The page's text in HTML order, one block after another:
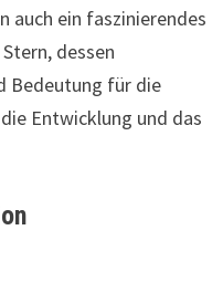
auch ein faszinierendes
dessen
Bedeutung für die
Entwicklung und das